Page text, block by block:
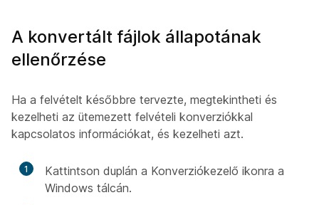
A konvertált fájlok állapotának
ellenőrzése
Ha a felvételt későbbre tervezte, megtekintheti és
kezelheti az ütemezett felvételi konverziókkal
kapcsolatos információkat, és kezelheti azt.
1
Kattintson duplán a Konverziókezelő ikonra a
Windows tálcán.